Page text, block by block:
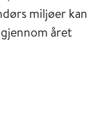
miljøer kan
året